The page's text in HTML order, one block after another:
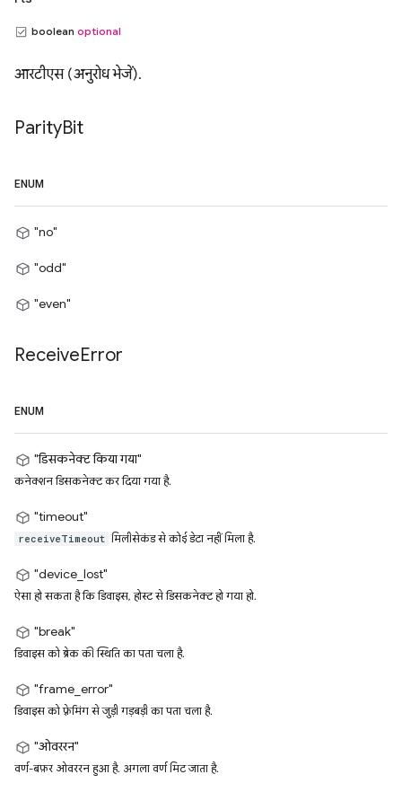
boolean optional
आरटीएस (अनुरोध भेजें).
ParityBit
ENUM
"no"
"odd"
"even"
ReceiveError
ENUM
"डिसकनेक्ट किया गया"
कनेक्शन डिसकनेक्ट कर दिया गया है.
"timeout"
receiveTimeout मिलीसेकंड से कोई डेटा नहीं मिला है.
"device_lost"
ऐसा हो सकता है कि डिवाइस, होस्ट से डिसकनेक्ट हो गया हो.
"break"
डिवाइस को ब्रेक की स्थिति का पता चला है.
"frame_error"
डिवाइस को फ़्रेमिंग से जुड़ी गड़बड़ी का पता चला है.
"ओवररन"
वर्ण-बफ़र ओवररन हुआ है. अगला वर्ण मिट जाता है.